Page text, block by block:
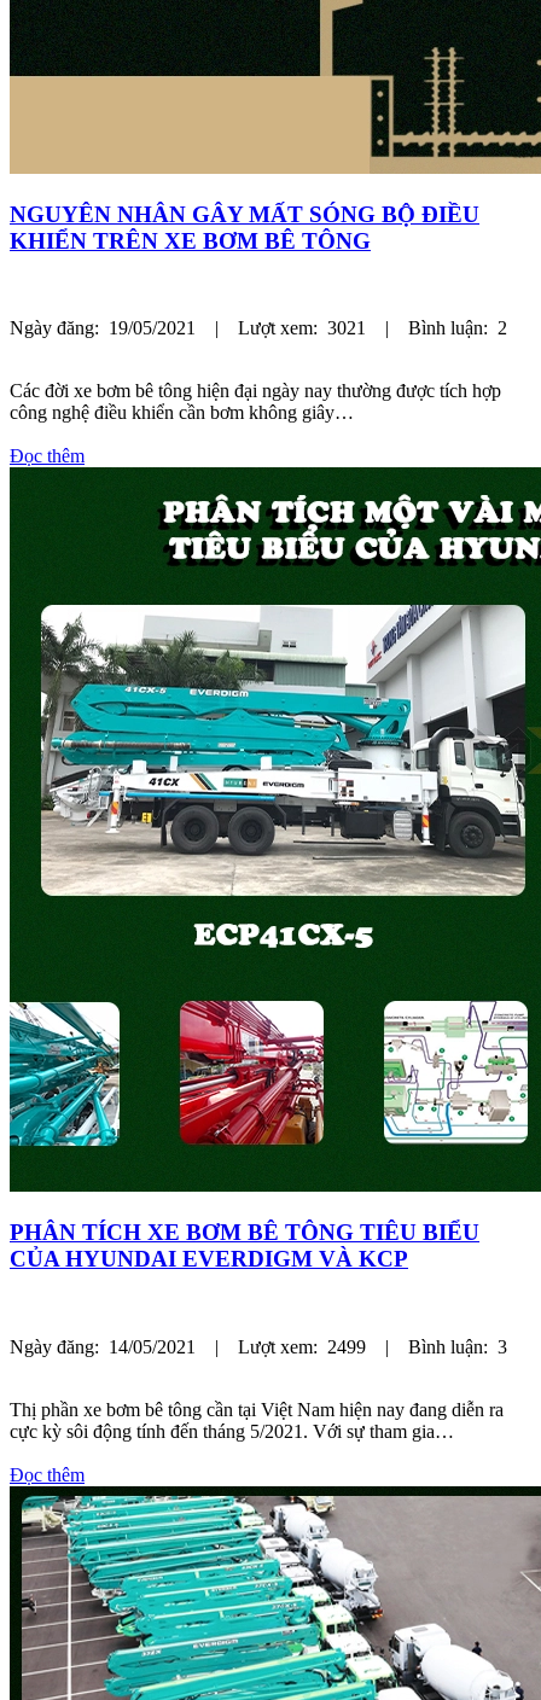
NGUYÊN NHÂN GÂY MẤT SÓNG BỘ ĐIỀU
KHIỂN TRÊN XE BƠM BÊ TÔNG
Ngày đăng: 19/05/2021 | Lượt xem: 3021 | Bình luận: 2
Các đời xe bơm bê tông hiện đại ngày nay thường được tích hợp
công nghệ điều khiển cần bơm không giây…
Đọc thêm
PHÂN TÍCH XE BƠM BÊ TÔNG TIÊU BIỂU
CỦA HYUNDAI EVERDIGM VÀ KCP
Ngày đăng: 14/05/2021 | Lượt xem: 2499 | Bình luận: 3
Thị phần xe bơm bê tông cần tại Việt Nam hiện nay đang diễn ra
cực kỳ sôi động tính đến tháng 5/2021. Với sự tham gia…
Đọc thêm